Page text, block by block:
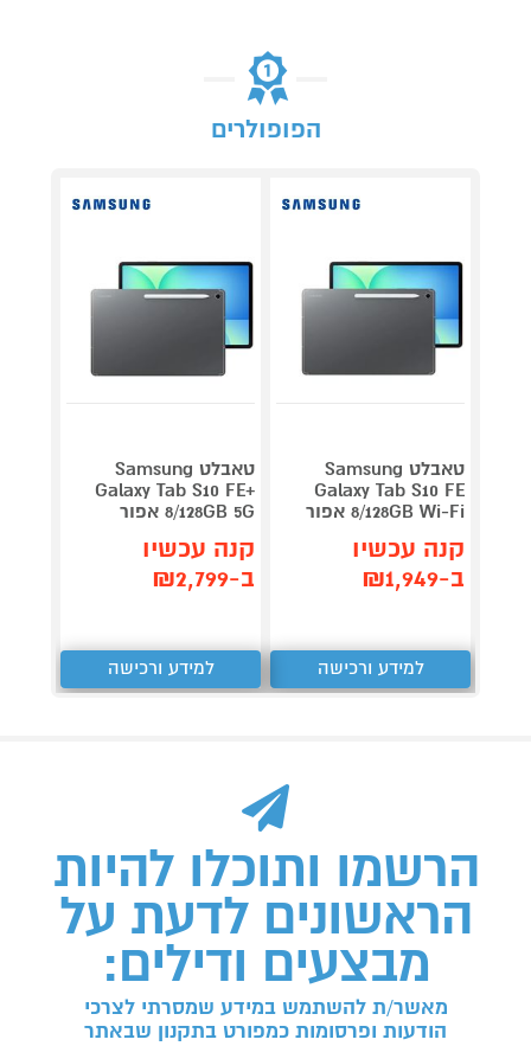
הפופולרים
טאבלט Samsung
Galaxy Tab S10 FE
8/128GB Wi-Fi אפור
קנה עכשיו
ב-₪1,949
למידע ורכישה
טאבלט Samsung
Galaxy Tab S10 FE+
8/128GB 5G אפור
קנה עכשיו
ב-₪2,799
למידע ורכישה
הרשמו ותוכלו להיות
הראשונים לדעת על
מבצעים ודילים:
מאשר/ת להשתמש במידע שמסרתי לצרכי
הודעות ופרסומות כמפורט בתקנון שבאתר